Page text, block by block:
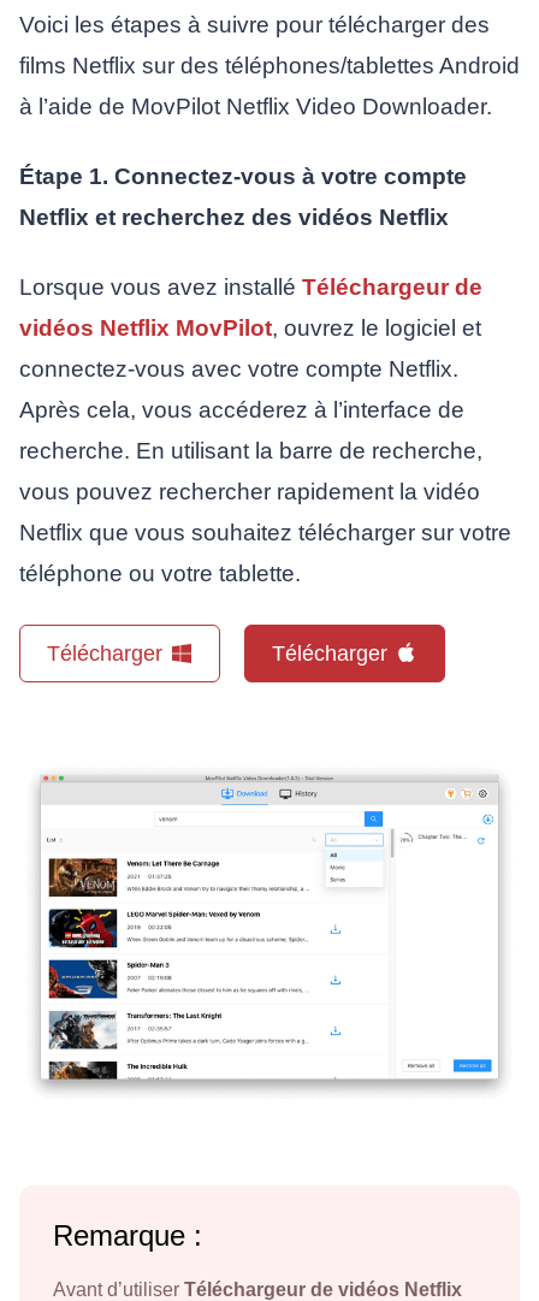
Voici les étapes à suivre pour télécharger des
films Netflix sur des téléphones/tablettes Android
à l’aide de MovPilot Netflix Video Downloader.
Étape 1. Connectez-vous à votre compte
Netflix et recherchez des vidéos Netflix
Lorsque vous avez installé Téléchargeur de
vidéos Netflix MovPilot, ouvrez le logiciel et
connectez-vous avec votre compte Netflix.
Après cela, vous accéderez à l’interface de
recherche. En utilisant la barre de recherche,
vous pouvez rechercher rapidement la vidéo
Netflix que vous souhaitez télécharger sur votre
téléphone ou votre tablette.
Télécharger Télécharger
Remarque :
Avant d’utiliserTéléchargeur de vidéos Netflix